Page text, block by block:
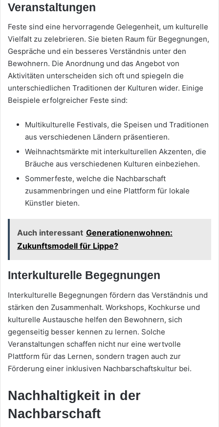
Veranstaltungen
Feste sind eine hervorragende Gelegenheit, um kulturelle
Vielfalt zu zelebrieren. Sie bieten Raum für Begegnungen,
Gespräche und ein besseres Verständnis unter den
Bewohnern. Die Anordnung und das Angebot von
Aktivitäten unterscheiden sich oft und spiegeln die
unterschiedlichen Traditionen der Kulturen wider. Einige
Beispiele erfolgreicher Feste sind:
Multikulturelle Festivals, die Speisen und Traditionen
aus verschiedenen Ländern präsentieren.
Weihnachtsmärkte mit interkulturellen Akzenten, die
Bräuche aus verschiedenen Kulturen einbeziehen.
Sommerfeste, welche die Nachbarschaft
zusammenbringen und eine Plattform für lokale
Künstler bieten.
Auch interessant Generationenwohnen:
Zukunftsmodell für Lippe?
Interkulturelle Begegnungen
Interkulturelle Begegnungen fördern das Verständnis und
stärken den Zusammenhalt. Workshops, Kochkurse und
kulturelle Austausche helfen den Bewohnern, sich
gegenseitig besser kennen zu lernen. Solche
Veranstaltungen schaffen nicht nur eine wertvolle
Plattform für das Lernen, sondern tragen auch zur
Förderung einer inklusiven Nachbarschaftskultur bei.
Nachhaltigkeit in der
Nachbarschaft